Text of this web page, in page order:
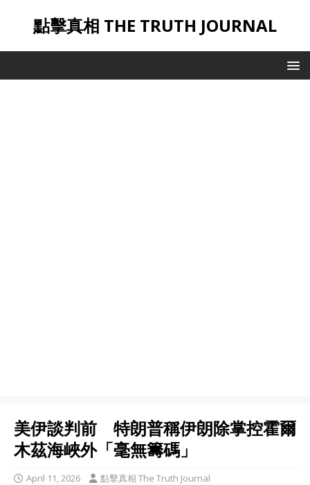
點擊真相 THE TRUTH JOURNAL
美伊談判前 特朗普稱伊朗除掌控霍爾
木茲海峽外「毫無籌碼」
April 11, 2026 點擊真相 The Truth Journal